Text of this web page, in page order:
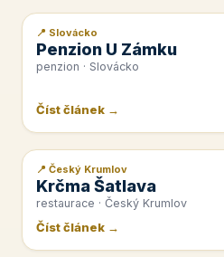
📰 PR článek
📍 Slovácko
Penzion U Zámku
penzion · Slovácko
Číst článek →
📰 PR článek
📍 Český Krumlov
Krčma Šatlava
restaurace · Český Krumlov
Číst článek →